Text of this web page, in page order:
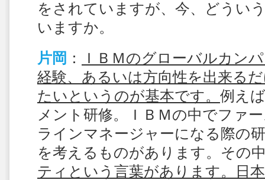
をされていますが、今、どうい
いますか。
片岡 ：
ＩＢＭのグローバルカン
経験、あるいは方向性を出来る
たいというのが基本です。 例え
メント研修。ＩＢＭの中でファ
ラインマネージャーになる際の
を考えるものがあります。その
ティという言葉があります。日